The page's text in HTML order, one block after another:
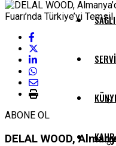
ABONE OL
DELAL WOOD,